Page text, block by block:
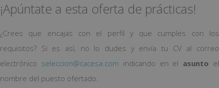
¡Apúntate a esta oferta de prácticas!
¿Crees que encajas con el perfil y que cumples con los
requisitos? Si es así, no lo dudes y envía tu CV al correo
electrónico seleccion@cacesa.com indicando en el asunto el
nombre del puesto ofertado.